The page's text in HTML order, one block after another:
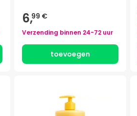
6,99 €
Verzending binnen 24-72 uur
toevoegen